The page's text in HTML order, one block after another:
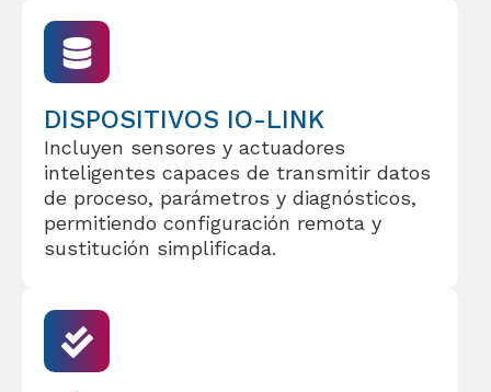
DISPOSITIVOS IO-LINK
Incluyen sensores y actuadores
inteligentes capaces de transmitir datos
de proceso, parámetros y diagnósticos,
permitiendo configuración remota y
sustitución simplificada.